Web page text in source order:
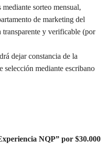
sorteo mensual,
de marketing del
transparente y verificable (por
dejar constancia de la
selección mediante escribano
NQP” por $30.000